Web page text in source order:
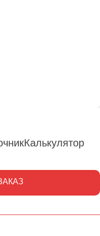
Калькулятор